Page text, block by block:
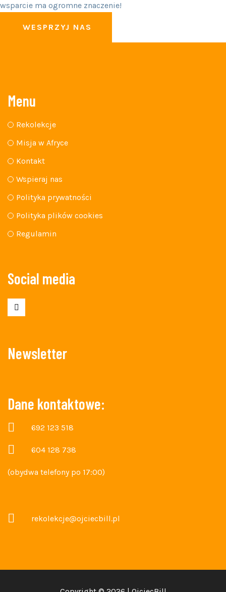
wsparcie ma ogromne znaczenie!
WESPRZYJ NAS
Menu
Rekolekcje
Misja w Afryce
Kontakt
Wspieraj nas
Polityka prywatności
Polityka plików cookies
Regulamin
Social media
Newsletter
Dane kontaktowe:
692 123 518
604 128 738
(obydwa telefony po 17:00)
rekolekcje@ojciecbill.pl